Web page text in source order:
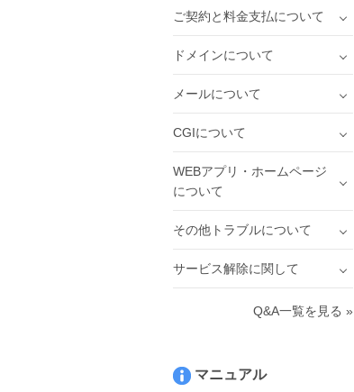
ご契約と料金支払について
ドメインについて
メールについて
CGIについて
WEBアプリ・ホームページ
について
その他トラブルについて
サービス解除に関して
Q&A一覧を見る »
マニュアル